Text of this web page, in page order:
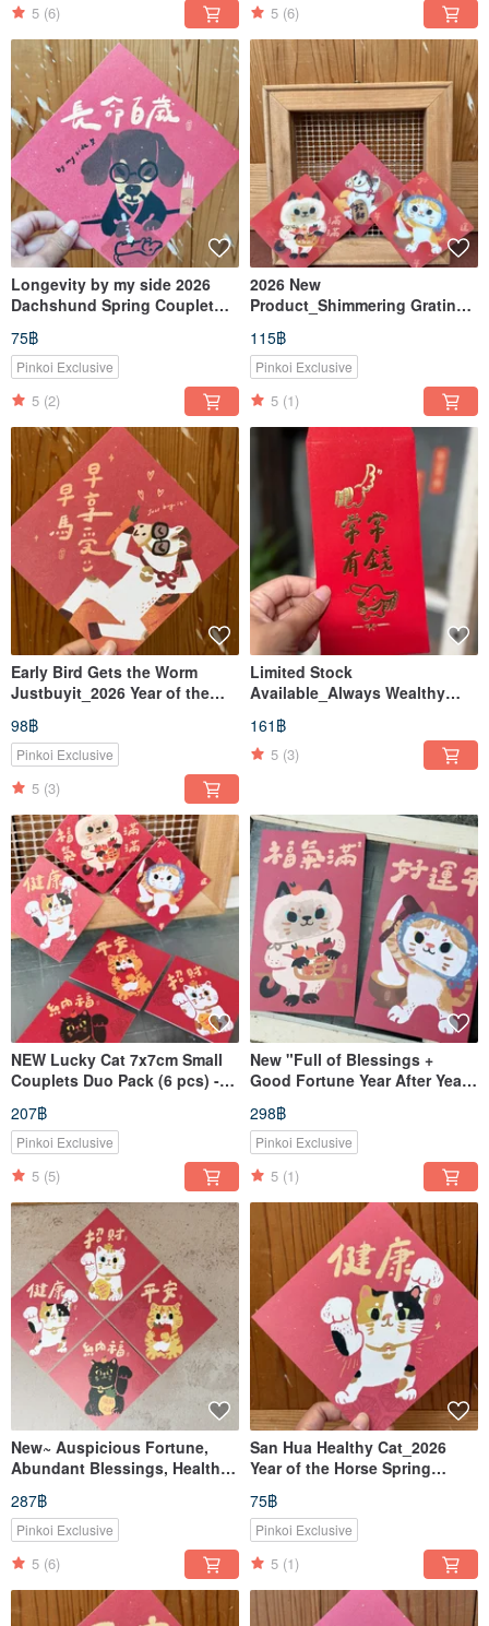
5 (6) 5 (6)
Longevity by my side 2026
Dachshund Spring Couplet
Sided Couplet Square_Also a
postcard
75฿
Pinkoi Exclusive
5 (2)
2026 New
Product_Shimmering Grating
Wealth_Full of
Blessings_Good Luck Every
115฿
Pinkoi Exclusive
5 (1)
Early Bird Gets the Worm
Justbuyit_2026 Year of the
Also Postcards
98฿
Pinkoi Exclusive
5 (3)
Limited Stock
Available_Always Wealthy
Year of the Horse Gold Foil
Red Envelopes - Dachshund
161฿
5 (3)
NEW Lucky Cat 7x7cm Small
Couplets Duo Pack (6 pcs) -
207฿
Pinkoi Exclusive
5 (5)
New "Full of Blessings +
Good Fortune Year After Year"
Workshop
298฿
Pinkoi Exclusive
5 (1)
New~ Auspicious Fortune,
Abundant Blessings, Health,
287฿
Pinkoi Exclusive
5 (6)
San Hua Healthy Cat_2026
Year of the Horse Spring
(Square)_Also a Postcard
75฿
Pinkoi Exclusive
5 (1)